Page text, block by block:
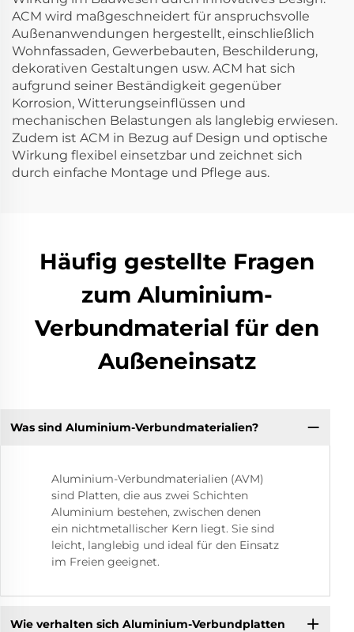
ACM wird maßgeschneidert für anspruchsvolle
Außenanwendungen hergestellt, einschließlich
Wohnfassaden, Gewerbebauten, Beschilderung,
dekorativen Gestaltungen usw. ACM hat sich
aufgrund seiner Beständigkeit gegenüber
Korrosion, Witterungseinflüssen und
mechanischen Belastungen als langlebig erwiesen.
Zudem ist ACM in Bezug auf Design und optische
Wirkung flexibel einsetzbar und zeichnet sich
durch einfache Montage und Pflege aus.
Häufig gestellte Fragen
zum Aluminium-
Verbundmaterial für den
Außeneinsatz
Was sind Aluminium-Verbundmaterialien?
Aluminium-Verbundmaterialien (AVM)
sind Platten, die aus zwei Schichten
Aluminium bestehen, zwischen denen
ein nichtmetallischer Kern liegt. Sie sind
leicht, langlebig und ideal für den Einsatz
im Freien geeignet.
Wie verhalten sich Aluminium-Verbundplatten